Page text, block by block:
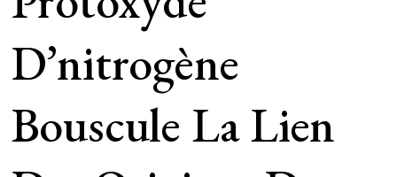
D’nitrogène
Bouscule La Lien